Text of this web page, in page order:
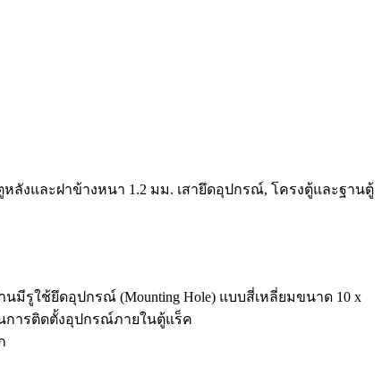
หลังและฝาข้างหนา 1.2 มม. เสายึดอุปกรณ์, โครงตู้และฐานตู้
มีรูใช้ยึดอุปกรณ์ (Mounting Hole) แบบสี่เหลี่ยมขนาด 10 x
การติดตั้งอุปกรณ์ภายในตู้แร็ค